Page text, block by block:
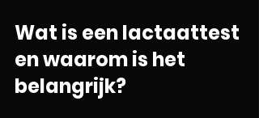
Wat is een lactaattest
en waarom is het
belangrijk?